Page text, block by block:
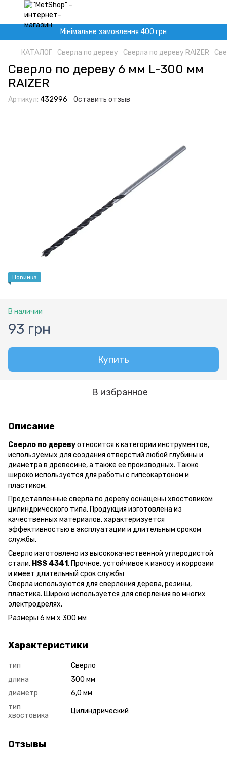
Мінімальне замовлення 400 грн
КАТАЛОГ Сверла по дереву Сверла по дереву RAIZER
Сверло по дереву 6 мм L-300 мм
RAIZER
Артикул: 432996 Оставить отзыв
Новинка
В наличии
93 грн
Купить
В избранное
Описание
Сверло по деревуотносится к категории инструментов,
используемых для создания отверстий любой глубины и
диаметра в древесине, а также ее производных. Также
широко используется для работы с гипсокартоном и
пластиком.
Представленные сверла по дереву оснащены хвостовиком
цилиндрического типа. Продукция изготовлена ​​из
качественных материалов, характеризуется
эффективностью в эксплуатации и длительным сроком
службы.
Сверло изготовлено из высококачественной углеродистой
стали, HSS 4341. Прочное, устойчивое к износу и коррозии
и имеет длительный срок службы
Сверла используются для сверления дерева, резины,
пластика. Широко используется для сверления во многих
электродрелях.
Размеры 6 мм х 300 мм
Характеристики
тип
Сверло
длина
300 мм
диаметр
6,0 мм
тип
хвостовика
Цилиндрический
Отзывы